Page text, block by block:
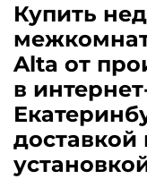
Купить
Alta от
в
доставкой